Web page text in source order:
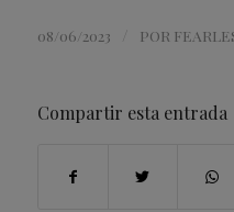
08/06/2023 POR
Compartir esta entrada